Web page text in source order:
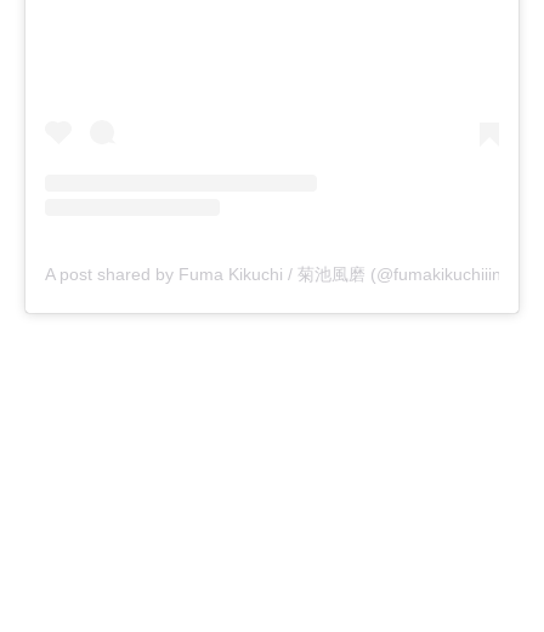
A post shared by Fuma Kikuchi / 菊池風磨